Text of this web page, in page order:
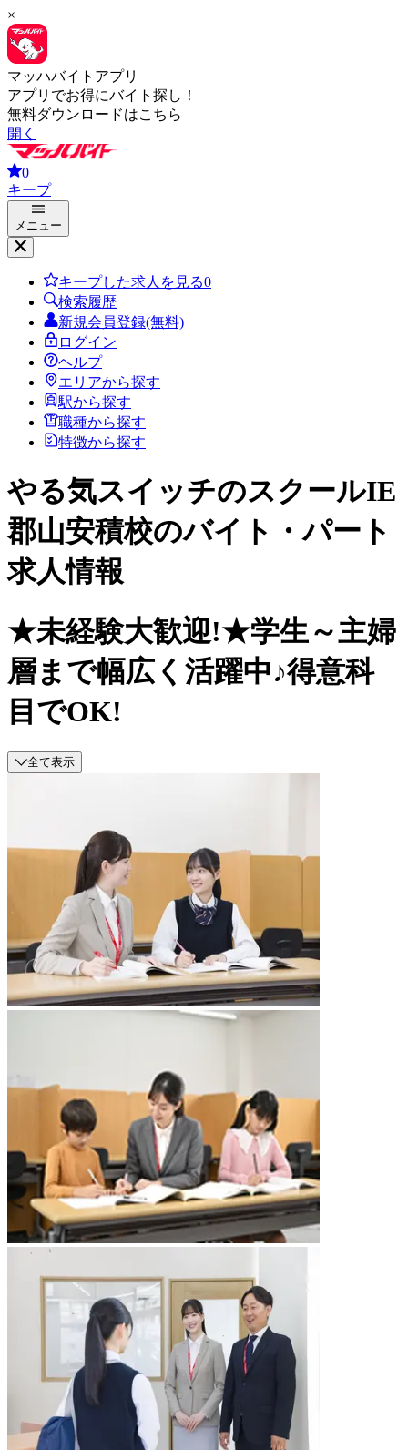
×
マッハバイトアプリ
アプリでお得にバイト探し！
無料ダウンロードはこちら
開く
0
キープ
メニュー
キープした求人を見る0
検索履歴
新規会員登録(無料)
ログイン
ヘルプ
エリアから探す
駅から探す
職種から探す
特徴から探す
やる気スイッチのスクールIE
郡山安積校のバイト・パート
求人情報
★未経験大歓迎!★学生～主婦
層まで幅広く活躍中♪得意科
目でOK!
全て表示